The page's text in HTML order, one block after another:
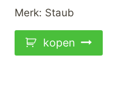
was:
Merk: Staub
kopen